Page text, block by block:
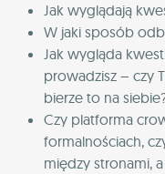
Jak wyglądają
W jaki sposób
Jak wygląda
prowadzisz – czy
bierze to na
Czy platforma
formalnościach,
między stronami,